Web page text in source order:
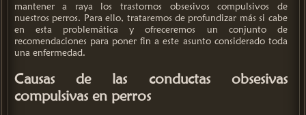
mantener a raya los trastornos obsesivos compulsivos de
nuestros perros. Para ello, trataremos de profundizar más si cabe
en esta problemática y ofreceremos un conjunto de
recomendaciones para poner fin a este asunto considerado toda
una enfermedad.
Causas de las conductas obsesivas
compulsivas en perros